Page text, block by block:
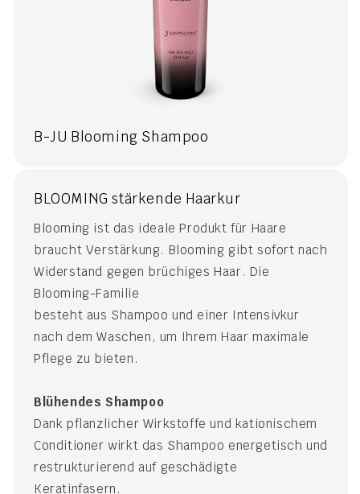
B-JU Blooming Shampoo
BLOOMING stärkende Haarkur
Blooming ist das ideale Produkt für Haare
braucht Verstärkung. Blooming gibt sofort nach
Widerstand gegen brüchiges Haar. Die
Blooming-Familie
besteht aus Shampoo und einer Intensivkur
nach dem Waschen, um Ihrem Haar maximale
Pflege zu bieten.
Blühendes Shampoo
Dank pflanzlicher Wirkstoffe und kationischem
Conditioner wirkt das Shampoo energetisch und
restrukturierend auf geschädigte
Keratinfasern.